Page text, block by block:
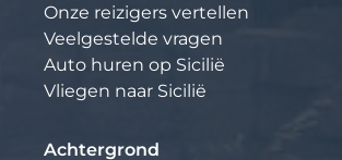
Onze reizigers vertellen
Veelgestelde vragen
Auto huren op Sicilië
Vliegen naar Sicilië
Achtergrond